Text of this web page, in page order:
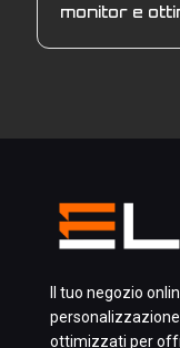
monitor e
Il tuo negozio
ottimizzati per